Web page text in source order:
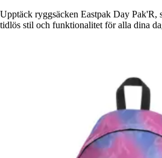
Upptäck ryggsäcken Eastpak Day Pak'R,
tidlös stil och funktionalitet för alla dina